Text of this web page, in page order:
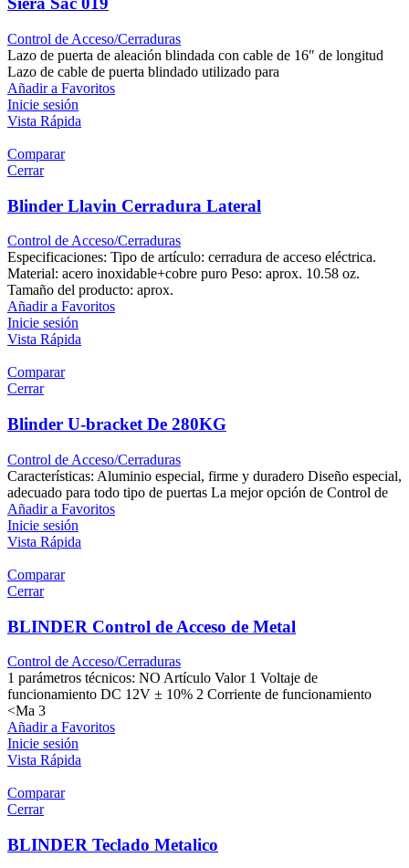
Control de Acceso/Cerraduras
Lazo de puerta de aleación blindada con cable de 16″ de longitud
Lazo de cable de puerta blindado utilizado para
Añadir a Favoritos
Inicie sesión
Vista Rápida
Comparar
Cerrar
Blinder Llavin Cerradura Lateral
Control de Acceso/Cerraduras
Especificaciones: Tipo de artículo: cerradura de acceso eléctrica.
Material: acero inoxidable+cobre puro Peso: aprox. 10.58 oz.
Tamaño del producto: aprox.
Añadir a Favoritos
Inicie sesión
Vista Rápida
Comparar
Cerrar
Blinder U-bracket De 280KG
Control de Acceso/Cerraduras
Características: Aluminio especial, firme y duradero Diseño especial,
adecuado para todo tipo de puertas La mejor opción de Control de
Añadir a Favoritos
Inicie sesión
Vista Rápida
Comparar
Cerrar
BLINDER Control de Acceso de Metal
Control de Acceso/Cerraduras
1 parámetros técnicos: NO Artículo Valor 1 Voltaje de
funcionamiento DC 12V ± 10% 2 Corriente de funcionamiento
<Ma 3
Añadir a Favoritos
Inicie sesión
Vista Rápida
Comparar
Cerrar
BLINDER Teclado Metalico